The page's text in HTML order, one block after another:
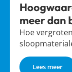
meer dan
alleen
Hoe
Lees meer